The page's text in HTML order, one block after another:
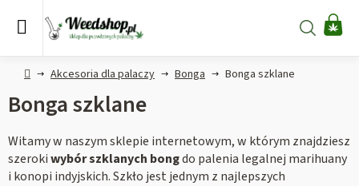
Szukaj
HomeAkcesoria dla palaczy Bonga Bonga szklane
Bonga szklane
Witamy w naszym sklepie internetowym, w którym znajdziesz
szerokiwybór szklanych bongdo palenia legalnej marihuany
i konopi indyjskich. Szkło jest jednym z najlepszych